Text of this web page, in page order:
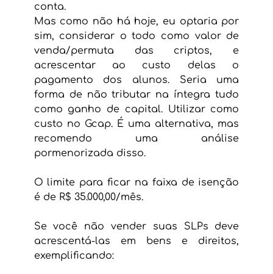
conta.
Mas como não há hoje, eu optaria por
sim, considerar o todo como valor de
venda/permuta das criptos, e
acrescentar ao custo delas o
pagamento dos alunos. Seria uma
forma de não tributar na íntegra tudo
como ganho de capital. Utilizar como
custo no Gcap. É uma alternativa, mas
recomendo uma análise
pormenorizada disso.
O limite para ficar na faixa de isenção
é de R$ 35.000,00/mês.
Se você não vender suas SLPs deve
acrescentá-las em bens e direitos,
exemplificando: